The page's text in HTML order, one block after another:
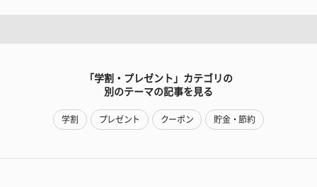
「学割・プレゼント」カテゴリの
別のテーマの記事を見る
学割 プレゼント クーポン 貯金・節約